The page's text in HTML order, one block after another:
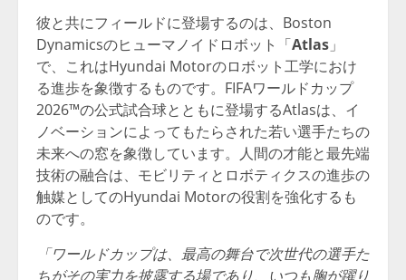
彼と共にフィールドに登場するのは、Boston
Dynamicsのヒューマノイドロボット「Atlas 」
で、これはHyundai Motorのロボット工学におけ
る進歩を象徴するものです。FIFAワールドカップ
2026™の公式試合球とともに登場するAtlasは、イ
ノベーションによってもたらされた若い選手たちの
未来への窓を象徴しています。人間の才能と最先端
技術の融合は、モビリティとロボティクスの進歩の
触媒としてのHyundai Motorの役割を強化するも
のです。
「ワールドカップは、最高の舞台で次世代の選手た
ちがその実力を披露する場であり、いつも胸が躍り